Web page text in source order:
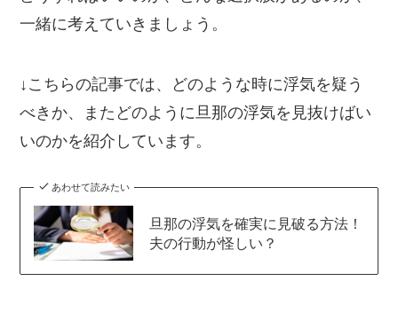
一緒に考えていきましょう。
↓こちらの記事では、どのような時に浮気を疑う
べきか、またどのように旦那の浮気を見抜けばい
いのかを紹介しています。
あわせて読みたい
旦那の浮気を確実に見破る方法！
夫の行動が怪しい？